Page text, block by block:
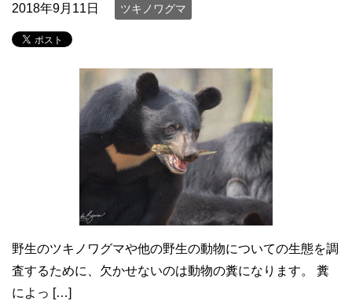
2018年9月11日 ツキノワグマ
野生のツキノワグマや他の野生の動物についての生態を調
査するために、欠かせないのは動物の糞になります。 糞
によっ […]